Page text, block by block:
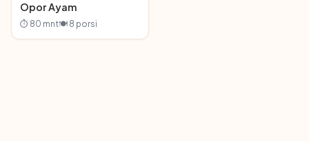
Opor Ayam
⏱ 80 mnt🍽 8 porsi